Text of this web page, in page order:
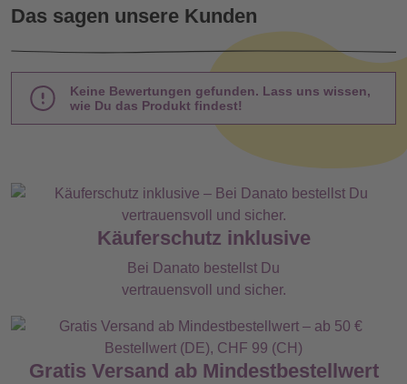
Das sagen unsere Kunden
Keine Bewertungen gefunden. Lass uns wissen,
wie Du das Produkt findest!
Käuferschutz inklusive
Bei Danato bestellst Du
vertrauensvoll und sicher.
Gratis Versand ab Mindestbestellwert